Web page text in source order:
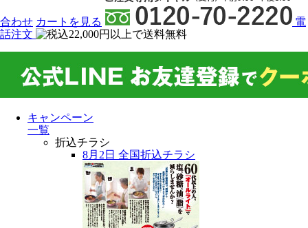
合わせ カート を見る
電
話注文
キャンペーン
一覧
折込チラシ
8月2日 全国折込チラシ